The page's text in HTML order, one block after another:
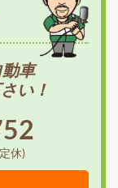
車
い！
休)